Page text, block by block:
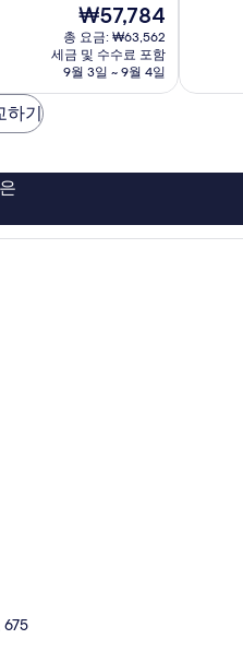
현
재
요
금
₩57,784
₩57,784
총 요금: ₩63,562
세금 및 수수료 포함
9월 3일 ~ 9월 4일
좋
용
986
하기